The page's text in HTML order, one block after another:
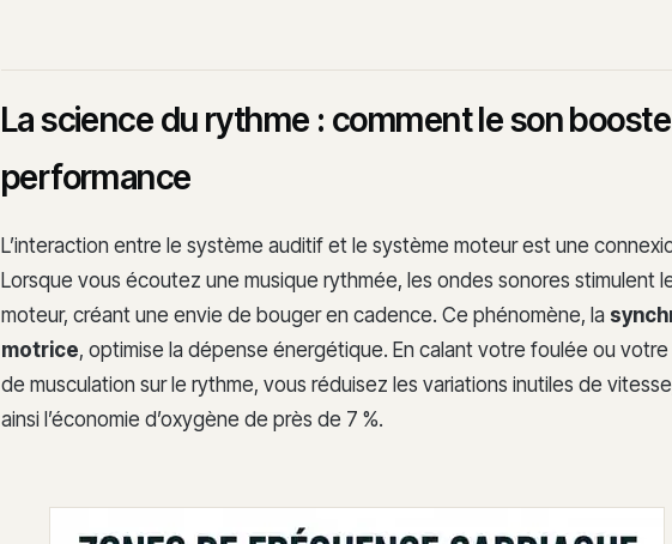
La science du rythme : comment le son
performance
L’interaction entre le système auditif et le système moteur est une
Lorsque vous écoutez une musique rythmée, les ondes sonores stimulent
moteur, créant une envie de bouger en cadence. Ce phénomène, la
motrice, optimise la dépense énergétique. En calant votre foulée ou
de musculation sur le rythme, vous réduisez les variations inutiles de
ainsi l’économie d’oxygène de près de 7 %.